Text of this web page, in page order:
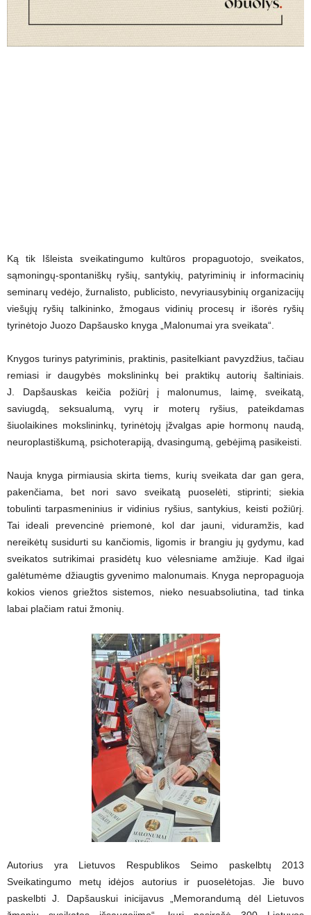
Ką tik Išleista sveikatingumo kultūros propaguotojo, sveikatos,
sąmoningų-spontaniškų ryšių, santykių, patyriminių ir informacinių
seminarų vedėjo, žurnalisto, publicisto, nevyriausybinių organizacijų
viešųjų ryšių talkininko, žmogaus vidinių procesų ir išorės ryšių
tyrinėtojo Juozo Dapšausko knyga „Malonumai yra sveikata“.
Knygos turinys patyriminis, praktinis, pasitelkiant pavyzdžius, tačiau
remiasi ir daugybės mokslininkų bei praktikų autorių šaltiniais.
J. Dapšauskas keičia požiūrį į malonumus, laimę, sveikatą,
saviugdą, seksualumą, vyrų ir moterų ryšius, pateikdamas
šiuolaikines mokslininkų, tyrinėtojų įžvalgas apie hormonų naudą,
neuroplastiškumą, psichoterapiją, dvasingumą, gebėjimą pasikeisti.
Nauja knyga pirmiausia skirta tiems, kurių sveikata dar gan gera,
pakenčiama, bet nori savo sveikatą puoselėti, stiprinti; siekia
tobulinti tarpasmeninius ir vidinius ryšius, santykius, keisti požiūrį.
Tai ideali prevencinė priemonė, kol dar jauni, viduramžis, kad
nereikėtų susidurti su kančiomis, ligomis ir brangiu jų gydymu, kad
sveikatos sutrikimai prasidėtų kuo vėlesniame amžiuje. Kad ilgai
galėtumėme džiaugtis gyvenimo malonumais. Knyga nepropaguoja
kokios vienos griežtos sistemos, nieko nesuabsoliutina, tad tinka
labai plačiam ratui žmonių.
Autorius yra Lietuvos Respublikos Seimo paskelbtų 2013
Sveikatingumo metų idėjos autorius ir puoselėtojas. Jie buvo
paskelbti J. Dapšauskui inicijavus „Memorandumą dėl Lietuvos